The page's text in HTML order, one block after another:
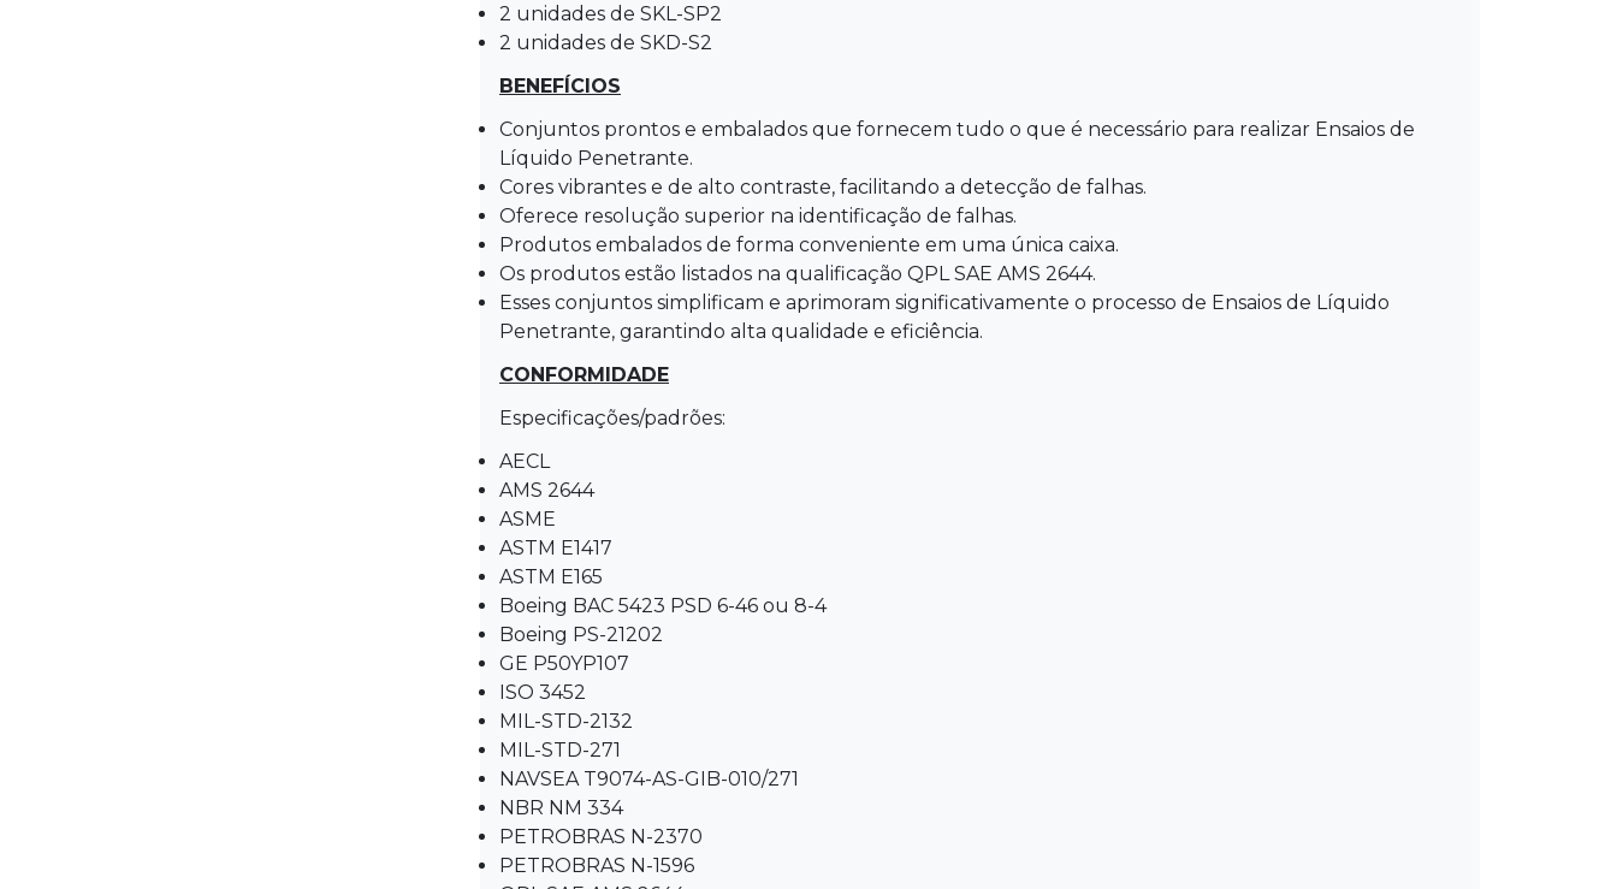
2 unidades de SKL-SP2
2 unidades de SKD-S2
BENEFÍCIOS
Conjuntos prontos e embalados que fornecem tudo o que é necessário para realizar Ensaios de
Líquido Penetrante.
Cores vibrantes e de alto contraste, facilitando a detecção de falhas.
Oferece resolução superior na identificação de falhas.
Produtos embalados de forma conveniente em uma única caixa.
Os produtos estão listados na qualificação QPL SAE AMS 2644.
Esses conjuntos simplificam e aprimoram significativamente o processo de Ensaios de Líquido
Penetrante, garantindo alta qualidade e eficiência.
CONFORMIDADE
Especificações/padrões:
AECL
AMS 2644
ASME
ASTM E1417
ASTM E165
Boeing BAC 5423 PSD 6-46 ou 8-4
Boeing PS-21202
GE P50YP107
ISO 3452
MIL-STD-2132
MIL-STD-271
NAVSEA T9074-AS-GIB-010/271
NBR NM 334
PETROBRAS N-2370
PETROBRAS N-1596